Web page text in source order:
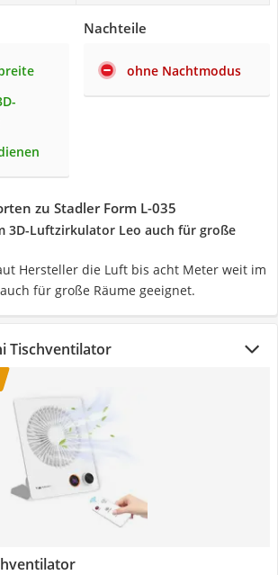
Nachteile
ohne Nachtmodus
zu Stadler Form L-035
3D-Luftzirkulator Leo auch für große
Hersteller die Luft bis acht Meter weit im
für große Räume geeignet.
Tischventilator